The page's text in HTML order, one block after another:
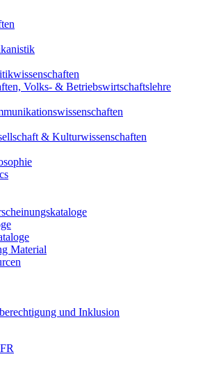
Volks- & Betriebswirtschaftslehre
& Kulturwissenschaften
Material
und Inklusion
FR